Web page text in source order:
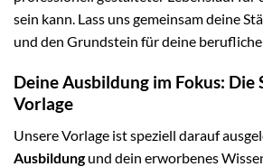
sein kann. Lass uns gemeinsam deine
und den Grundstein für deine
Deine Ausbildung im Fokus:
Vorlage
Unsere Vorlage ist speziell darauf
Ausbildungund dein erworbenes